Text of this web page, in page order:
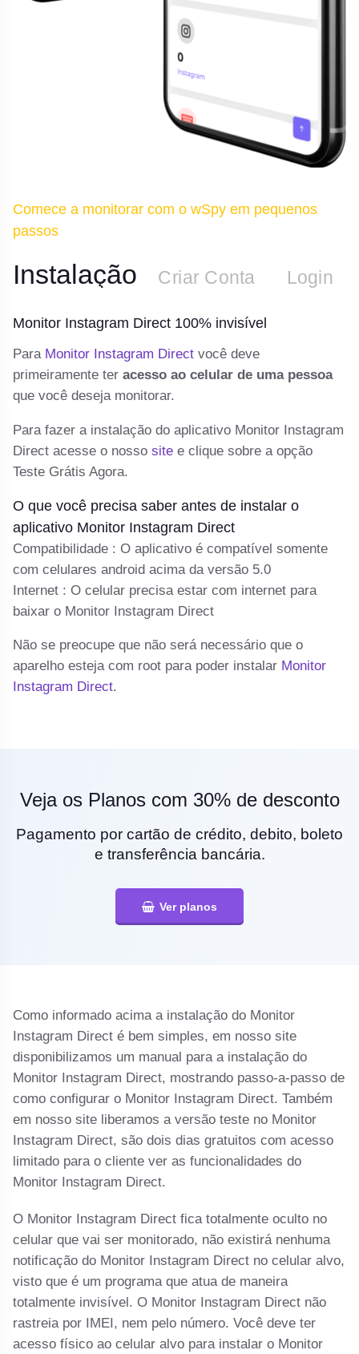
Comece a monitorar com o wSpy em pequenos
passos
Instalação Criar Conta Login
Monitor Instagram Direct 100% invisível
Para Monitor Instagram Direct você deve
primeiramente teracesso ao celular de uma pessoa
que você deseja monitorar.
Para fazer a instalação do aplicativo Monitor Instagram
Direct acesse o nossosite e clique sobre a opção
Teste Grátis Agora.
O que você precisa saber antes de instalar o
aplicativo Monitor Instagram Direct
Compatibilidade : O aplicativo é compatível somente
com celulares android acima da versão 5.0
Internet : O celular precisa estar com internet para
baixar o Monitor Instagram Direct
Não se preocupe que não será necessário que o
aparelho esteja com root para poder instalar Monitor
Instagram Direct.
Veja os Planos com 30% de desconto
Pagamento por cartão de crédito, debito, boleto
e transferência bancária.
Ver planos
Como informado acima a instalação do Monitor
Instagram Direct é bem simples, em nosso site
disponibilizamos um manual para a instalação do
Monitor Instagram Direct, mostrando passo-a-passo de
como configurar o Monitor Instagram Direct. Também
em nosso site liberamos a versão teste no Monitor
Instagram Direct, são dois dias gratuitos com acesso
limitado para o cliente ver as funcionalidades do
Monitor Instagram Direct.
O Monitor Instagram Direct fica totalmente oculto no
celular que vai ser monitorado, não existirá nenhuma
notificação do Monitor Instagram Direct no celular alvo,
visto que é um programa que atua de maneira
totalmente invisível. O Monitor Instagram Direct não
rastreia por IMEI, nem pelo número. Você deve ter
acesso físico ao celular alvo para instalar o Monitor